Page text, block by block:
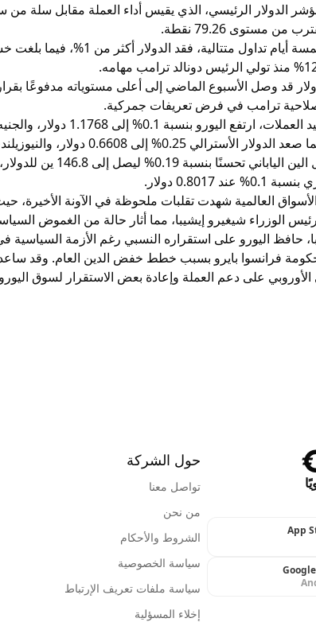
الدولار الرئيسي، الذي يقيس أداء العملة مقابل سلة
قد وصل الأسبوع الماضي إلى أعلى مستوياته مدفوعًا
ترامب في فرض تعريفات جمركية.
0.25% إلى 0.6608 دولار، والنيوزيلندي 0.15% إلى 0.5807 دولار.
كما سجل الين الياباني
عند 0.8017 دولار.
العالمية شهدت تقلبات ملحوظة في الآونة الأخيرة، حيث
الوزراء شيغيرو إيشيبا، مما أثار حالة من الغموض
حافظ اليورو على استقراره النسبي رغم الأزمة
فرانسوا بايرو بسبب خطط خفض الدين العام. وقد
على دعم العملة وإعادة بعض الاستقرار لسوق
App
حول الشركة
تواصل معنا
من نحن
الشروط والأحكام
سياسة الخصوصية
سياسة ملفات تعريف الإرتباط
إخلاء المسؤلية